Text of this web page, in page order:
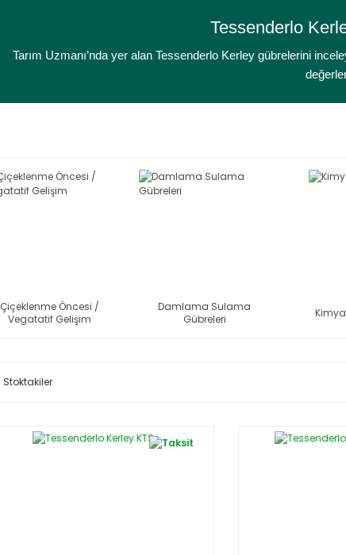
Tessenderlo
Tarım Uzmanı’nda yer alan Tessenderlo Kerley gübrelerini
Çiçeklenme Öncesi /
Vegatatif Gelişim
Damlama Sulama
Gübreleri
Stoktakiler